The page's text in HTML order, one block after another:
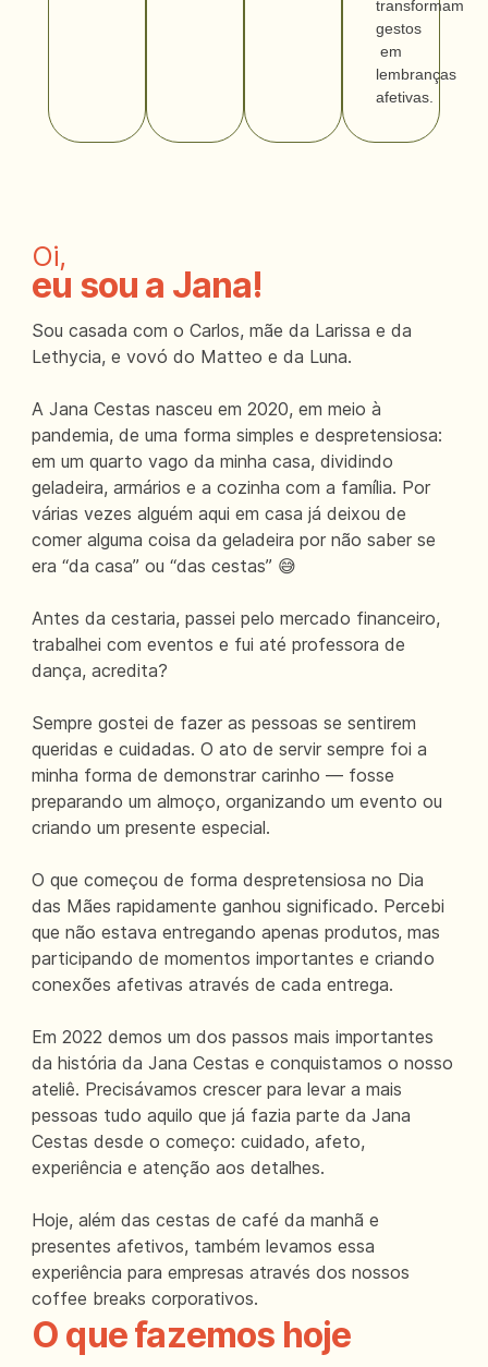
transformam
gestos
em
lembranças
afetivas.
Oi,
eu sou a Jana!
Sou casada com o Carlos, mãe da Larissa e da
Lethycia, e vovó do Matteo e da Luna.
A Jana Cestas nasceu em 2020, em meio à
pandemia, de uma forma simples e despretensiosa:
em um quarto vago da minha casa, dividindo
geladeira, armários e a cozinha com a família. Por
várias vezes alguém aqui em casa já deixou de
comer alguma coisa da geladeira por não saber se
era “da casa” ou “das cestas” 😅
Antes da cestaria, passei pelo mercado financeiro,
trabalhei com eventos e fui até professora de
dança, acredita?
Sempre gostei de fazer as pessoas se sentirem
queridas e cuidadas. O ato de servir sempre foi a
minha forma de demonstrar carinho — fosse
preparando um almoço, organizando um evento ou
criando um presente especial.
O que começou de forma despretensiosa no Dia
das Mães rapidamente ganhou significado. Percebi
que não estava entregando apenas produtos, mas
participando de momentos importantes e criando
conexões afetivas através de cada entrega.
Em 2022 demos um dos passos mais importantes
da história da Jana Cestas e conquistamos o nosso
ateliê. Precisávamos crescer para levar a mais
pessoas tudo aquilo que já fazia parte da Jana
Cestas desde o começo: cuidado, afeto,
experiência e atenção aos detalhes.
Hoje, além das cestas de café da manhã e
presentes afetivos, também levamos essa
experiência para empresas através dos nossos
coffee breaks corporativos.
O que fazemos hoje